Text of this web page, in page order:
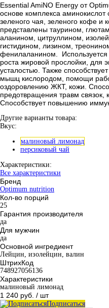
Essential AmiNO Energy от
основе комплекса аминокислот
зеленого чая, зеленого кофе и
представлены таурином,
аланином, цитруллином,
гистидином, лизином,
фенилаланином.
роста жировой прослойки, для
усталостью. Также
мышц кислородом, помощи
оздоровлению ЖКТ, кожи.
предотвращения травм связок,
Способствует повышению
Другие варианты товара:
Вкус:
малиновый лимонад
персиковый чай
Характеристики:
Все характеристики
Бренд
Optimum nutrition
Кол-во порций
25
Гарантия производителя
да
Для мужчин
да
Основной ингредиент
Лейцин, изолейцин, валин
ШтрихКод
748927056136
Характеристики
малиновый лимонад
1 240 руб. / шт
Подписаться